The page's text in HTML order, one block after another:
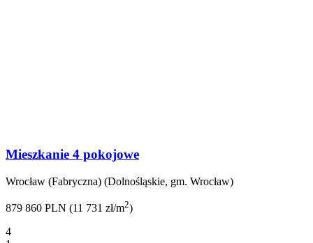
Mieszkanie 4 pokojowe
Wrocław (Fabryczna) (Dolnośląskie, gm. Wrocław)
879 860 PLN (11 731 zł/m2)
4